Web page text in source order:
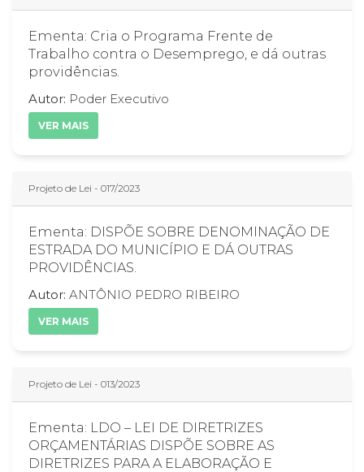
Ementa: Cria o Programa Frente de
Trabalho contra o Desemprego, e dá outras
providências.
Autor: Poder Executivo
VER MAIS
Projeto de Lei - 017/2023
Ementa: DISPÕE SOBRE DENOMINAÇÃO DE
ESTRADA DO MUNICÍPIO E DÁ OUTRAS
PROVIDÊNCIAS.
Autor: ANTÔNIO PEDRO RIBEIRO
VER MAIS
Projeto de Lei - 013/2023
Ementa: LDO – LEI DE DIRETRIZES
ORÇAMENTÁRIAS DISPÕE SOBRE AS
DIRETRIZES PARA A ELABORAÇÃO E